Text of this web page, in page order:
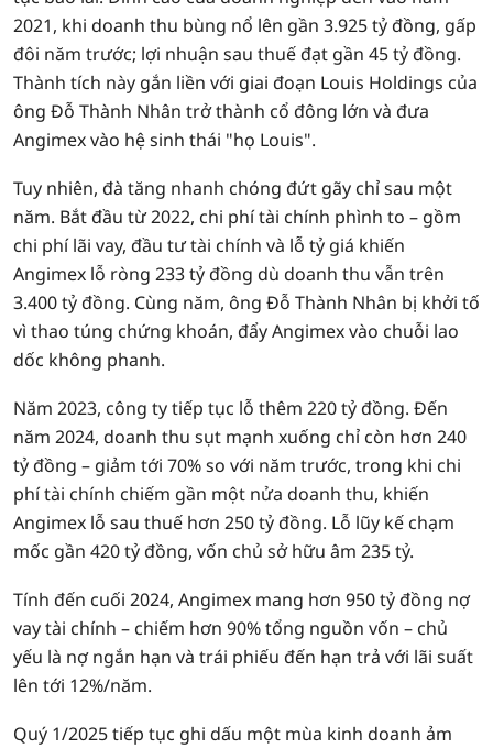
2021, khi doanh thu bùng nổ lên gần 3.925 tỷ đồng, gấp
đôi năm trước; lợi nhuận sau thuế đạt gần 45 tỷ đồng.
Thành tích này gắn liền với giai đoạn Louis Holdings của
ông Đỗ Thành Nhân trở thành cổ đông lớn và đưa
Angimex vào hệ sinh thái "họ Louis".
Tuy nhiên, đà tăng nhanh chóng đứt gãy chỉ sau một
năm. Bắt đầu từ 2022, chi phí tài chính phình to – gồm
chi phí lãi vay, đầu tư tài chính và lỗ tỷ giá khiến
Angimex lỗ ròng 233 tỷ đồng dù doanh thu vẫn trên
3.400 tỷ đồng. Cùng năm, ông Đỗ Thành Nhân bị khởi tố
vì thao túng chứng khoán, đẩy Angimex vào chuỗi lao
dốc không phanh.
Năm 2023, công ty tiếp tục lỗ thêm 220 tỷ đồng. Đến
năm 2024, doanh thu sụt mạnh xuống chỉ còn hơn 240
tỷ đồng – giảm tới 70% so với năm trước, trong khi chi
phí tài chính chiếm gần một nửa doanh thu, khiến
Angimex lỗ sau thuế hơn 250 tỷ đồng. Lỗ lũy kế chạm
mốc gần 420 tỷ đồng, vốn chủ sở hữu âm 235 tỷ.
Tính đến cuối 2024, Angimex mang hơn 950 tỷ đồng nợ
vay tài chính – chiếm hơn 90% tổng nguồn vốn – chủ
yếu là nợ ngắn hạn và trái phiếu đến hạn trả với lãi suất
lên tới 12%/năm.
Quý 1/2025 tiếp tục ghi dấu một mùa kinh doanh ảm